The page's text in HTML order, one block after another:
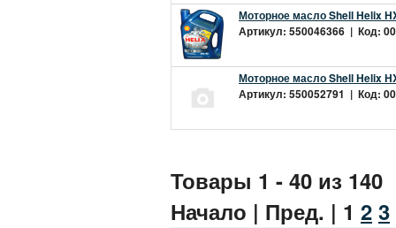
Моторное масло Shell Helix
Артикул: 550046366 | Код:
Моторное масло Shell Helix
Артикул: 550052791 | Код:
Товары 1 - 40 из 140
Начало | Пред. | 1 2 3